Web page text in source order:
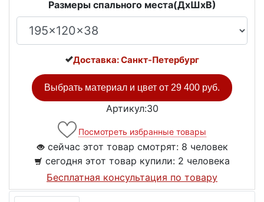
Размеры спального места(ДxШxВ)
Доставка: Санкт-Петербург
Выбрать материал и цвет от 29 400 руб.
Артикул:30
Посмотреть избранные товары
сейчас этот товар смотрят: 8 человек
сегодня этот товар купили: 2 человека
Бесплатная консультация по товару